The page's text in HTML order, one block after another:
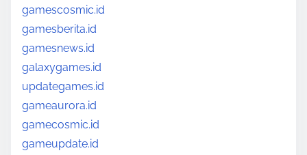
gamescosmic.id
gamesberita.id
gamesnews.id
galaxygames.id
updategames.id
gameaurora.id
gamecosmic.id
gameupdate.id